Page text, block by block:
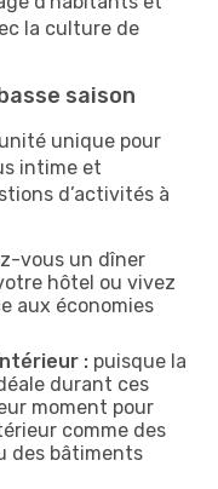
la culture de
saison
unique pour
intime et
d’activités à
vous un dîner
hôtel ou vivez
aux économies
: puisque la
durant ces
moment pour
comme des
des bâtiments